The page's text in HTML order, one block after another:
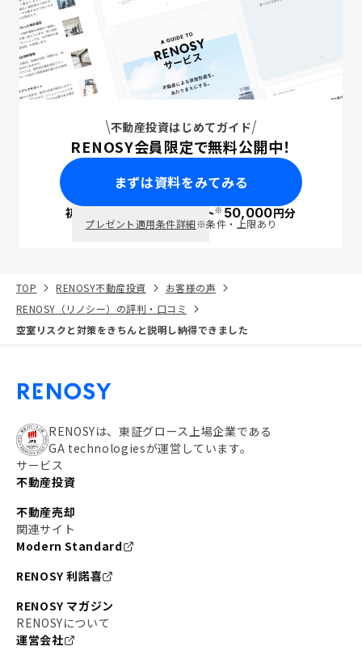
不動産投資はじめてガイド
RENOSY会員限定で無料公開中！
まずは資料をみてみる
初回面談で ポイント※50,000円分
プレゼント適用条件詳細※条件・上限あり
TOP RENOSY不動産投資
お客様の声
RENOSY（リノシー）の評判・口コミ
空室リスクと対策をきちんと説明し納得できました
RENOSYは、東証グロース上場企業である
GA technologiesが運営しています。
サービス
不動産投資
不動産売却
関連サイト
Modern Standard
RENOSY 利諾喜
RENOSY マガジン
RENOSYについて
運営会社